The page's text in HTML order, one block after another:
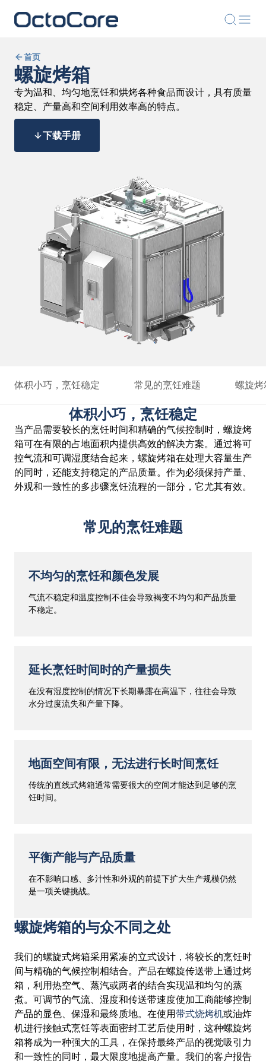
首页
螺旋烤箱
专为温和、均匀地烹饪和烘烤各种食品而设计，具有质量
稳定、产量高和空间利用效率高的特点。
下载手册
体积小巧，烹饪稳定 常见的烹饪难题 螺旋烤
体积小巧，烹饪稳定
当产品需要较长的烹饪时间和精确的气候控制时，螺旋烤
箱可在有限的占地面积内提供高效的解决方案。通过将可
控气流和可调湿度结合起来，螺旋烤箱在处理大容量生产
的同时，还能支持稳定的产品质量。作为必须保持产量、
外观和一致性的多步骤烹饪流程的一部分，它尤其有效。
常见的烹饪难题
不均匀的烹饪和颜色发展
气流不稳定和温度控制不佳会导致褐变不均匀和产品质量
不稳定。
延长烹饪时间时的产量损失
在没有湿度控制的情况下长期暴露在高温下，往往会导致
水分过度流失和产量下降。
地面空间有限，无法进行长时间烹饪
传统的直线式烤箱通常需要很大的空间才能达到足够的烹
饪时间。
平衡产能与产品质量
在不影响口感、多汁性和外观的前提下扩大生产规模仍然
是一项关键挑战。
螺旋烤箱的与众不同之处
我们的螺旋式烤箱采用紧凑的立式设计，将较长的烹饪时
间与精确的气候控制相结合。产品在螺旋传送带上通过烤
箱，利用热空气、蒸汽或两者的结合实现温和均匀的蒸
煮。可调节的气流、湿度和传送带速度使加工商能够控制
产品的显色、保湿和最终质地。在使用带式烧烤机或油炸
机进行接触式烹饪等表面密封工艺后使用时，这种螺旋烤
箱将成为一种强大的工具，在保持最终产品的视觉吸引力
和一致性的同时，最大限度地提高产量。我们的客户报告